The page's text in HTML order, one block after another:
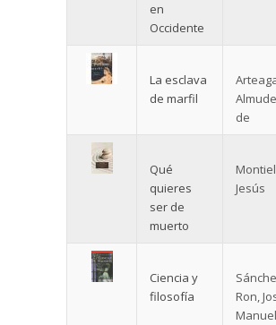
en
Occidente
La esclava
de marfil
de
Qué
quieres
ser de
muerto
Jesús
Ciencia y
filosofía
Ron,
Manuel